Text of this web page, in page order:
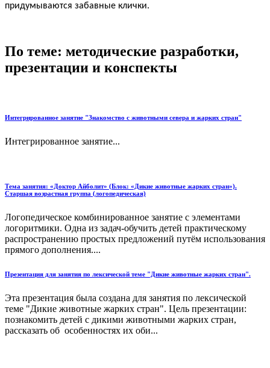
придумываются забавные клички.
По теме: методические разработки,
презентации и конспекты
Интегрированное занятие "Знакомство с животными севера и жарких стран"
Интегрированное занятие...
Тема занятия: «Доктор Айболит» (Блок: «Дикие животные жарких стран»).
Старшая возрастная группа (логопедическая)
Логопедическое комбинированное занятие с элементами
логоритмики. Одна из задач-обучить детей практическому
распространению простых предложений путём использования
прямого дополнения....
Презентация для занятия по лексической теме "Дикие животные жарких стран".
Эта презентация была создана для занятия по лексической
теме "Дикие животные жарких стран". Цель презентации:
познакомить детей с дикими животными жарких стран,
рассказать об особенностях их оби...